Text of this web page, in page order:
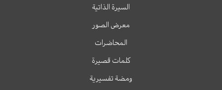
السيرة الذاتية
معرض الصور
المحاضرات
كلمات قصيرة
ومضة تفسيرية